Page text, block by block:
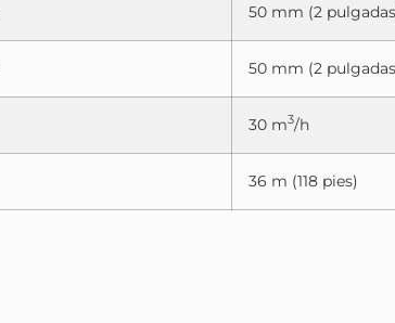
50 mm (2
50 mm (2
30 m3/h
36 m (118 pies)